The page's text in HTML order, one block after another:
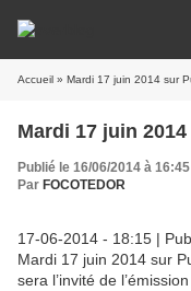
Accueil » Mardi 17 juin 2014 sur
Mardi 17 juin
Publié le 16/06/2014 à 16:45
Par FOCOTEDOR
17-06-2014 - 18:15 |
Mardi 17 juin 2014 sur
sera l’invité de